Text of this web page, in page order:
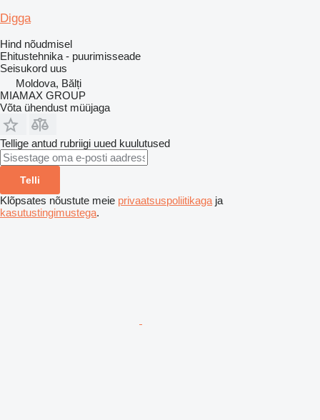
Digga
Hind nõudmisel
Ehitustehnika - puurimisseade
Seisukord uus
Moldova, Bălți
MIAMAX GROUP
Võta ühendust müüjaga
Tellige antud rubriigi uued kuulutused
Telli
Klõpsates nõustute meie privaatsuspoliitikaga ja
kasutustingimustega.